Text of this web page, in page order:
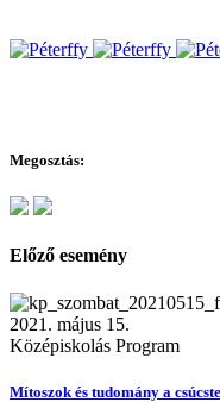
Megosztás:
Előző esemény
2021. május 15.
Középiskolás Program
Mítoszok és tudomány a